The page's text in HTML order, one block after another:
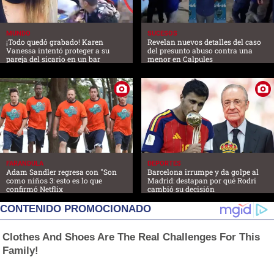
MUNDO
¡Todo quedó grabado! Karen
Vanessa intentó proteger a su
pareja del sicario en un bar
SUCESOS
Revelan nuevos detalles del caso
del presunto abuso contra una
menor en Calpules
FARANDULA
Adam Sandler regresa con "Son
como niños 3: esto es lo que
confirmó Netflix
DEPORTES
Barcelona irrumpe y da golpe al
Madrid: destapan por qué Rodri
cambió su decisión
CONTENIDO PROMOCIONADO
Clothes And Shoes Are The Real Challenges For This
Family!